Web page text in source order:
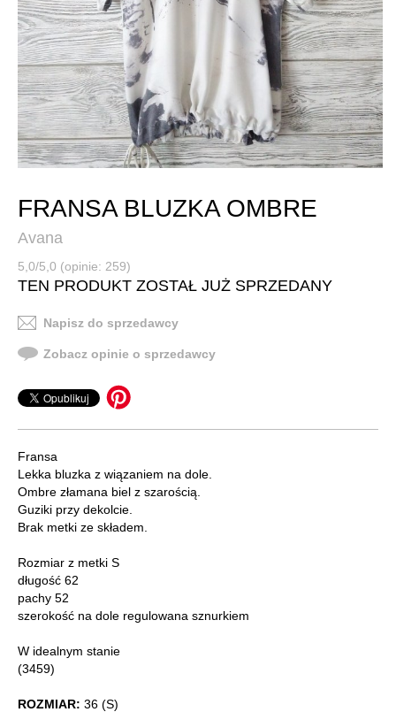
FRANSA BLUZKA OMBRE
Avana
5,0/5,0 (opinie: 259)
TEN PRODUKT ZOSTAŁ JUŻ SPRZEDANY
Napisz do sprzedawcy
Zobacz opinie o sprzedawcy
Fransa
Lekka bluzka z wiązaniem na dole.
Ombre złamana biel z szarością.
Guziki przy dekolcie.
Brak metki ze składem.
Rozmiar z metki S
długość 62
pachy 52
szerokość na dole regulowana sznurkiem
W idealnym stanie
(3459)
ROZMIAR: 36 (S)